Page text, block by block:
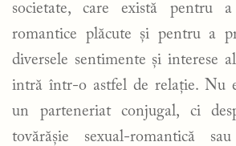
societate, care există pentru
romantice plăcute și pentru a
diversele sentimente și interese
intră într-o astfel de relație. Nu
un parteneriat conjugal, ci
tovărășie sexual-romantică